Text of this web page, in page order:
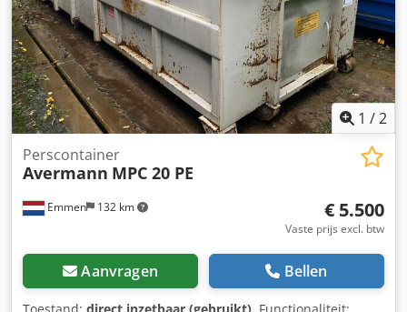
1 /2
Emmen 132 km
Perscontainer
Avermann MPC 20 PE
€ 5.500
Vaste prijs excl. btw
Aanvragen Bellen